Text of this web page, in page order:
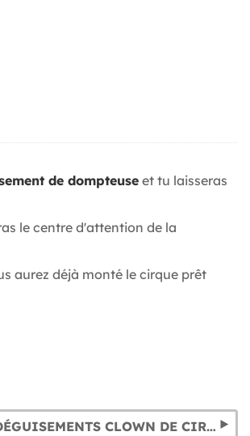
de dompteuse et tu laisseras
le centre d'attention de la
aurez déjà monté le cirque prêt
DÉGUISEMENTS CLOWN DE CIRQUE